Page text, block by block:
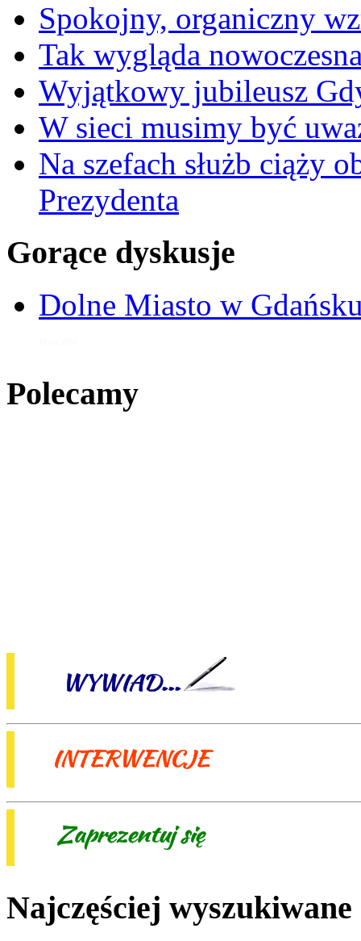
Spokojny, organiczny
Tak wygląda
Wyjątkowy jubileusz
W sieci musimy być
Na szefach służb ciąży
Prezydenta
Gorące dyskusje
Dolne Miasto w
Polecamy
Najczęściej wyszukiwane